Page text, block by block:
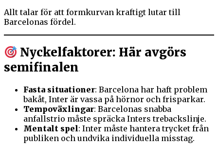
Allt talar för att formkurvan kraftigt lutar till
Barcelonas fördel.
Nyckelfaktorer: Här avgörs
semifinalen
Fasta situationer: Barcelona har haft problem
bakåt, Inter är vassa på hörnor och frisparkar.
Tempoväxlingar: Barcelonas snabba
anfallstrio måste spräcka Inters trebackslinje.
Mentalt spel: Inter måste hantera trycket från
publiken och undvika individuella misstag.